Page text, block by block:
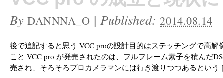
By DANNNA_O |Published:2014.08.14
後で追記すると思う VCC proの設計目的はステッチングで高解
こと VCC pro が発売されたのは、フルフレーム素子を積んだ
売され、そろそろプロカメラマンには行き渡りつつあるとい